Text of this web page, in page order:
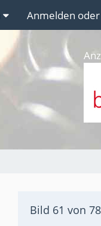
Anmelden
Bild 61 von 78